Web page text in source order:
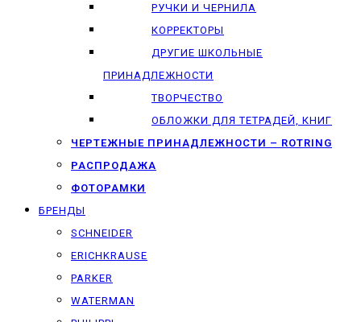
РУЧКИ И ЧЕРНИЛА
КОРРЕКТОРЫ
ДРУГИЕ ШКОЛЬНЫЕ
ПРИНАДЛЕЖНОСТИ
ТВОРЧЕСТВО
ОБЛОЖКИ ДЛЯ ТЕТРАДЕЙ, КНИГ
ЧЕРТЕЖНЫЕ ПРИНАДЛЕЖНОСТИ – ROTRING
РАСПРОДАЖА
ФОТОРАМКИ
БРЕНДЫ
SCHNEIDER
ERICHKRAUSE
PARKER
WATERMAN